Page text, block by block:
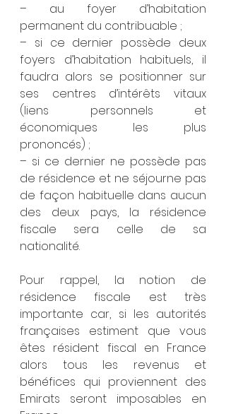
– au foyer d’habitation
permanent du contribuable ;
– si ce dernier possède deux
foyers d’habitation habituels, il
faudra alors se positionner sur
ses centres d’intérêts vitaux
(liens personnels et
économiques les plus
prononcés) ;
– si ce dernier ne possède pas
de résidence et ne séjourne pas
de façon habituelle dans aucun
des deux pays, la résidence
fiscale sera celle de sa
nationalité.
Pour rappel, la notion de
résidence fiscale est très
importante car, si les autorités
françaises estiment que vous
êtes résident fiscal en France
alors tous les revenus et
bénéfices qui proviennent des
Emirats seront imposables en